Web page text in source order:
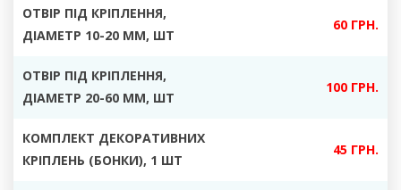
ОТВІР ПІД КРІПЛЕННЯ,
ДІАМЕТР 10-20 ММ, ШТ
60 ГРН.
ОТВІР ПІД КРІПЛЕННЯ,
ДІАМЕТР 20-60 ММ, ШТ
100 ГРН.
КОМПЛЕКТ ДЕКОРАТИВНИХ
КРІПЛЕНЬ (БОНКИ), 1 ШТ
45 ГРН.